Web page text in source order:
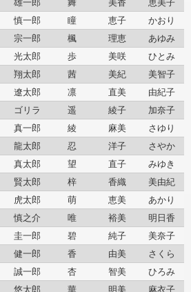
雄一郎 舞 美香
恵美子
慎一郎 瞳 恵子
かおり
宗一郎 楓 理恵
あゆみ
光太郎 歩 美咲
ひとみ
翔太郎 茜 美紀
美智子
遼太郎 凛 直美
由紀子
ゴリラ 遥 綾子
加奈子
真一郎 綾 麻美
さゆり
龍太郎 忍 洋子
さやか
真太郎 望 直子
みゆき
賢太郎 梓 香織
美由紀
虎太郎 萌 恵美
あかり
慎之介 唯 裕美
明日香
圭一郎 碧 純子
美奈子
健一郎 香 由美
さくら
誠一郎 杏 智美
ひろみ
悠太郎 華 明美
麻衣子